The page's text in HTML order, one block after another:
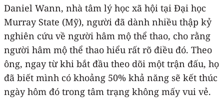
Daniel Wann, nhà tâm lý học xã hội tại Đại học
Murray State (Mỹ), người đã dành nhiều thập kỷ
nghiên cứu về người hâm mộ thể thao, cho rằng
người hâm mộ thể thao hiểu rất rõ điều đó. Theo
ông, ngay từ khi bắt đầu theo dõi một trận đấu, họ
đã biết mình có khoảng 50% khả năng sẽ kết thúc
ngày hôm đó trong tâm trạng không mấy vui vẻ.